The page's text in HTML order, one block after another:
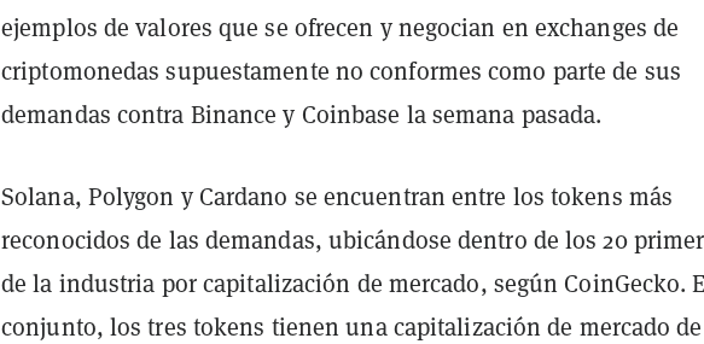
ejemplos de valores que se ofrecen y negocian en exchanges de
criptomonedas supuestamente no conformes como parte de sus
demandas contra Binance y Coinbase la semana pasada.
Solana, Polygon y Cardano se encuentran entre los tokens más
reconocidos de las demandas, ubicándose dentro de los 20
de la industria por capitalización de mercado, según CoinGecko.
conjunto, los tres tokens tienen una capitalización de mercado